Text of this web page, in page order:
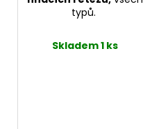
typů.
Skladem 1 ks